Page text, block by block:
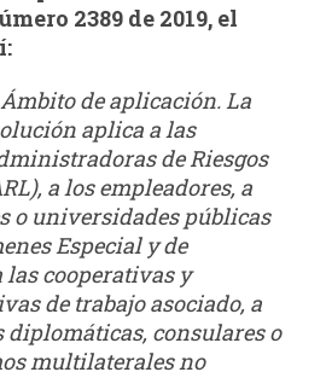
2389 de 2019, el
Ámbito de aplicación. La
aplica a las
de Riesgos
a los empleadores, a
o universidadespúblicas
Especial y de
las cooperativas y
de trabajo asociado, a
diplomáticas, consulares o
multilaterales no